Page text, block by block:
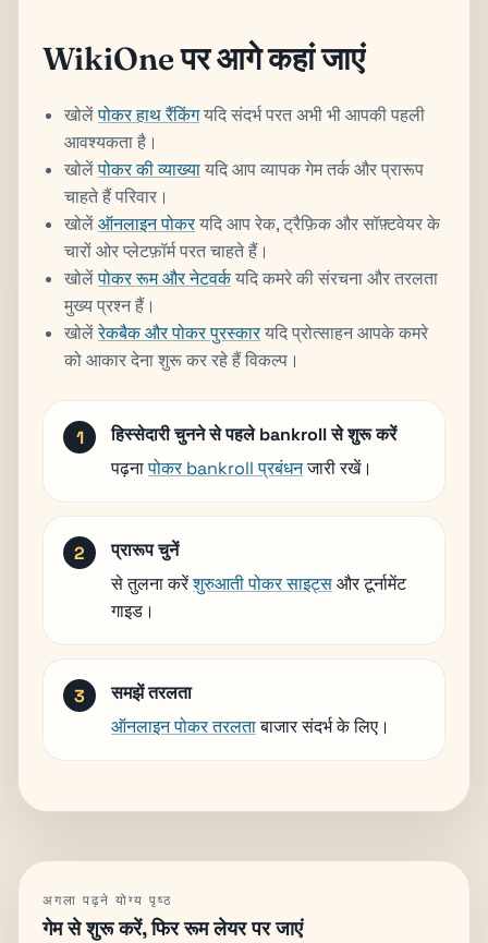
WikiOne पर आगे कहां जाएं
खोलेंपोकर हाथ रैंकिंगयदि संदर्भ परत अभी भी आपकी पहली
आवश्यकता है।
खोलेंपोकर की व्याख्यायदि आप व्यापक गेम तर्क और प्रारूप
चाहते हैं परिवार।
खोलेंऑनलाइन पोकरयदि आप रेक, ट्रैफ़िक और सॉफ़्टवेयर के
चारों ओर प्लेटफ़ॉर्म परत चाहते हैं।
खोलेंपोकर रूम और नेटवर्कयदि कमरे की संरचना और तरलता
मुख्य प्रश्न हैं।
खोलेंरेकबैक और पोकर पुरस्कारयदि प्रोत्साहन आपके कमरे
को आकार देना शुरू कर रहे हैं विकल्प।
हिस्सेदारी चुनने से पहले bankroll से शुरू करें
पढ़नापोकर bankroll प्रबंधनजारी रखें।
प्रारूप चुनें
से तुलना करेंशुरुआती पोकर साइट्सऔर टूर्नामेंट
गाइड।
समझें तरलता
ऑनलाइन पोकर तरलताबाजार संदर्भ के लिए।
अगला पढ़ने योग्य पृष्ठ
गेम से शुरू करें, फिर रूम लेयर पर जाएं